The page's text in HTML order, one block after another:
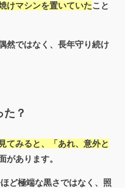
けマシンを置いていたこと
然ではなく、長年守り続け
？
てみると、「あれ、意外と
があります。
ど極端な黒さではなく、照